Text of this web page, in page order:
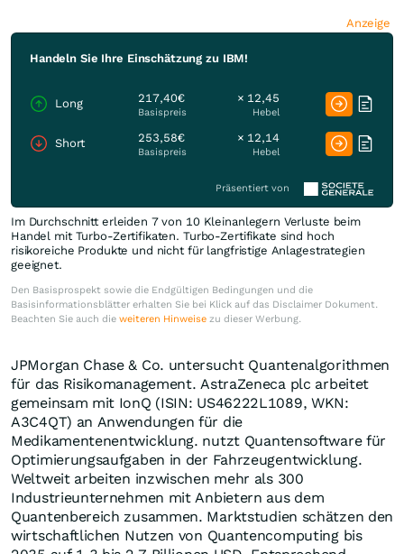
Anzeige
Handeln Sie Ihre Einschätzung zu IBM!
Long 217,40€
Basispreis
× 12,45
Hebel
Short 253,58€
Basispreis
× 12,14
Hebel
Präsentiert von
Im Durchschnitt erleiden 7 von 10 Kleinanlegern Verluste beim
Handel mit Turbo-Zertifikaten. Turbo-Zertifikate sind hoch
risikoreiche Produkte und nicht für langfristige Anlagestrategien
geeignet.
Den Basisprospekt sowie die Endgültigen Bedingungen und die
Basisinformationsblätter erhalten Sie bei Klick auf das Disclaimer Dokument.
Beachten Sie auch die weiteren Hinweise zu dieser Werbung.
JPMorgan Chase & Co. untersucht Quantenalgorithmen
für das Risikomanagement. AstraZeneca plc arbeitet
gemeinsam mit IonQ (ISIN: US46222L1089, WKN:
A3C4QT) an Anwendungen für die
Medikamentenentwicklung. nutzt Quantensoftware für
Optimierungsaufgaben in der Fahrzeugentwicklung.
Weltweit arbeiten inzwischen mehr als 300
Industrieunternehmen mit Anbietern aus dem
Quantenbereich zusammen. Marktstudien schätzen den
wirtschaftlichen Nutzen von Quantencomputing bis